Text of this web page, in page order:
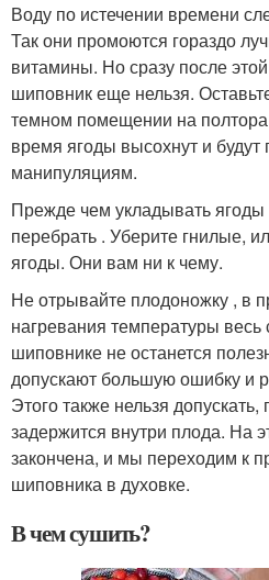
Воду по истечении времени
Так они промоются гораздо
витамины. Но сразу после
шиповник еще нельзя.
темном помещении на
время ягоды высохнут и
манипуляциям.
Прежде чем укладывать ягоды
перебрать . Уберите гнилые,
ягоды. Они вам ни к чему.
Не отрывайте плодоножку , в
нагревания температуры весь
шиповнике не останется
допускают большую ошибку и
Этого также нельзя допускать,
задержится внутри плода. На
закончена, и мы переходим к
шиповника в духовке.
В чем сушить?